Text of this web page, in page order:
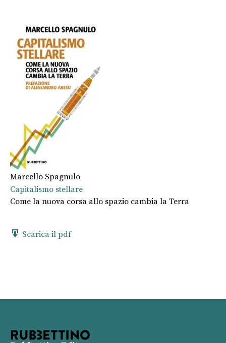
Marcello Spagnulo
Capitalismo stellare
Come la nuova corsa allo spazio cambia la Terra
Scarica il pdf